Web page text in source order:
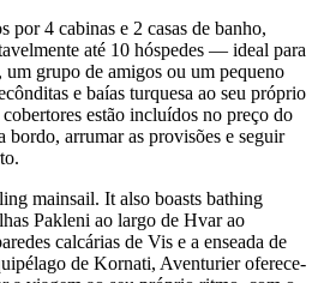
por 4 cabinas e 2 casas de banho,
até 10 hóspedes — ideal para
grupo de amigos ou um pequeno
e baías turquesa ao seu próprio
estão incluídos no preço do
bordo, arrumar as provisões e seguir
mainsail. It also boasts bathing
Pakleni ao largo de Hvar ao
calcárias de Vis e a enseada de
de Kornati, Aventurier oferece-